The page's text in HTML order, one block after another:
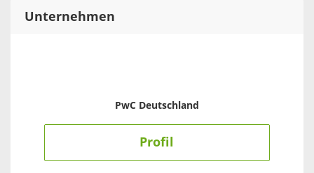
Unternehmen
PwC Deutschland
Profil